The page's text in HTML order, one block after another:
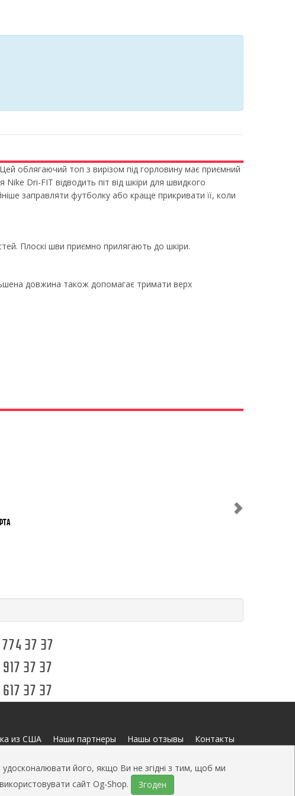
облягаючий топ з вирізом під горловину має приємний
Dri-FIT відводить піт від шкіри для швидкого
заправляти футболку або краще прикривати її, коли
Плоскі шви приємно прилягають до шкіри.
довжина також допомагає тримати верх
37 37
37 37
37 37
из США Наши партнеры Нашы отзывы
Контакты
його, якщо Ви не згідні з тим, щоб ми
сайт Og-Shop.
Згоден